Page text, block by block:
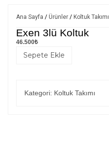
Ana Sayfa / Ürünler / Koltuk Takımı
Exen 3lü Koltuk
46.500₺
Sepete Ekle
Kategori: Koltuk Takımı